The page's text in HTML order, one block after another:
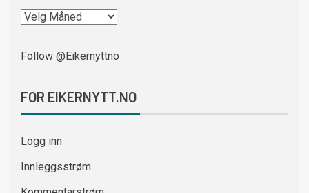
Follow @Eikernyttno
FOR EIKERNYTT.NO
Logg inn
Innleggsstrøm